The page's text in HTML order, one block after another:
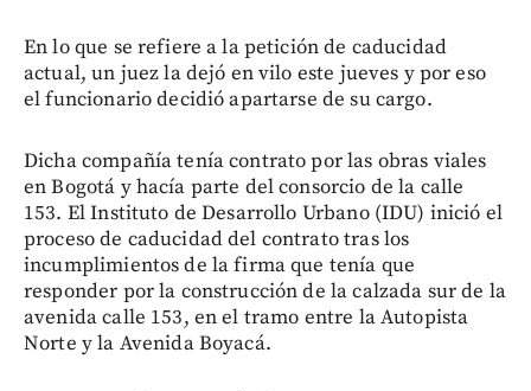
En lo que se refiere a la petición de caducidad
actual, un juez la dejó en vilo este jueves y por eso
el funcionario decidió apartarse de su cargo.
Dicha compañía tenía contrato por las obras viales
en Bogotá y hacía parte del consorcio de la calle
153. El Instituto de Desarrollo Urbano (IDU) inició el
proceso de caducidad del contrato tras los
incumplimientos de la firma que tenía que
responder por la construcción de la calzada sur de la
avenida calle 153, en el tramo entre la Autopista
Norte y la Avenida Boyacá.